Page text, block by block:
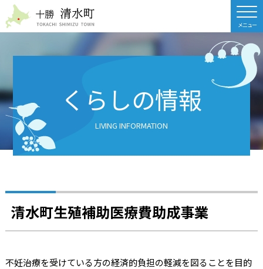
くらしの情報
LIVING INFORMATION
清水町生殖補助医療費助成事業
不妊治療を受けている方の経済的負担の軽減を図ることを目的